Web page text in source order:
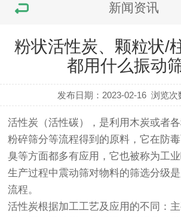
新闻资讯
粉状活性炭、颗粒状/
都用什么振动
发布日期：2023-02-16 浏览次
活性炭（活性碳），是利用木炭或者
粉碎筛分等流程得到的原料，它在防
臭等方面都多有应用，它也被称为工
生产过程中震动筛对物料的筛选分级
流程。
活性炭根据加工工艺及应用的不同：